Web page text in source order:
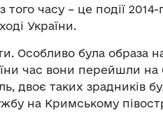
того часу – це події
України.
Особливо була образа
час вони перейшли на
двоє таких зрадників
на Кримському